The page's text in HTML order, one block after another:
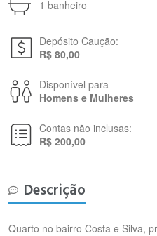
1 banheiro
Depósito Caução:
R$ 80,00
Disponível para
Homens e Mulheres
Contas não inclusas:
R$ 200,00
Descrição
Quarto no bairro Costa e Silva,